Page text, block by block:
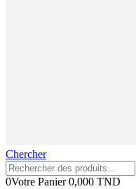
Chercher
0Votre Panier0,000 TND